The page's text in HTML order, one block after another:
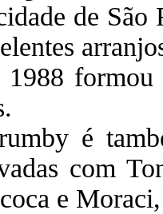
de São
1988
é
com
e